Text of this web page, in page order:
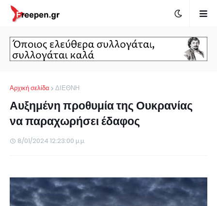
Αρχική σελίδα ΔΙΕΘΝΗ
Αυξημένη προθυμία της Ουκρανίας
να παραχωρήσει έδαφος
8/01/2024 12:23:00 μ.μ.